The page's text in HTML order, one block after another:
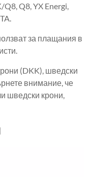
Q8, Q8, YX Energi,
за плащания в
(DKK), шведски
внимание, че
шведски крони,